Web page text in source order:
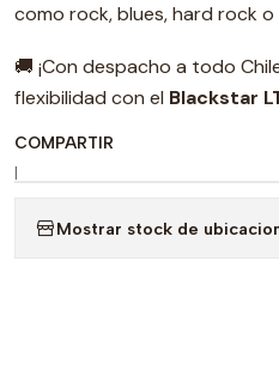
como rock, blues, hard rock o
🚚 ¡Con despacho a todo
flexibilidad con el Blackstar
COMPARTIR
|
Mostrar stock de